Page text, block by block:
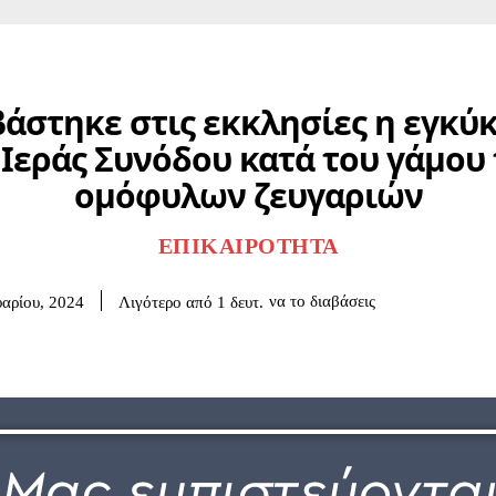
στις εκκλησίες η
Συνόδου κατά του
ομόφυλων ζευγαριών
ΕΠΙΚΑΙΡΌΤΗΤΑ
2024 Λιγότερο από 1 δευτ. να το διαβάσεις